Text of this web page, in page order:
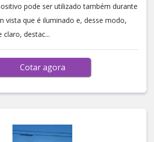
pode ser utilizado também durante
vista que é iluminado e, desse modo,
claro, destac...
Cotar agora